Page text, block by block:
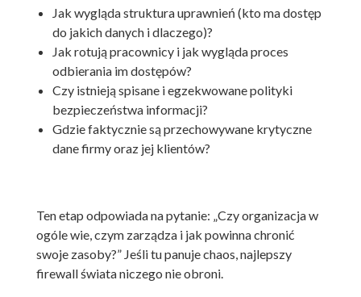
Jak wygląda struktura uprawnień (kto ma dostęp
do jakich danych i dlaczego)?
Jak rotują pracownicy i jak wygląda proces
odbierania im dostępów?
Czy istnieją spisane i egzekwowane polityki
bezpieczeństwa informacji?
Gdzie faktycznie są przechowywane krytyczne
dane firmy oraz jej klientów?
Ten etap odpowiada na pytanie: „Czy organizacja w
ogóle wie, czym zarządza i jak powinna chronić
swoje zasoby?” Jeśli tu panuje chaos, najlepszy
firewall świata niczego nie obroni.